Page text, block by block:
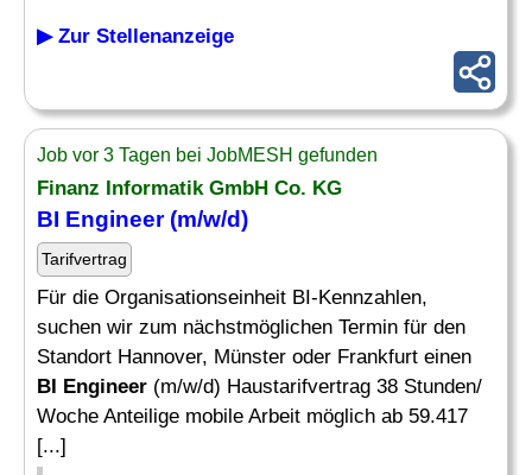
▶ Zur Stellenanzeige
Job vor 3 Tagen bei JobMESH gefunden
Finanz Informatik GmbH Co. KG
BI Engineer(m/w/d)
Tarifvertrag
Für die Organisationseinheit BI-Kennzahlen,
suchen wir zum nächstmöglichen Termin für den
Standort Hannover, Münster oder Frankfurt einen
BI Engineer (m/w/d) Haustarifvertrag 38 Stunden/
Woche Anteilige mobile Arbeit möglich ab 59.417
[...]